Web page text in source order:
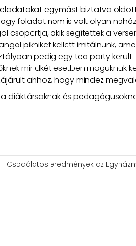
egymást biztatva
feladat nem is volt olyan
csoportja, akik segítettek a
pikniket kellett imitálnunk,
pedig egy tea party került
mindkét esetben maguknak
ahhoz, hogy mindez
diáktársaknak és
Csodálatos eredmények az